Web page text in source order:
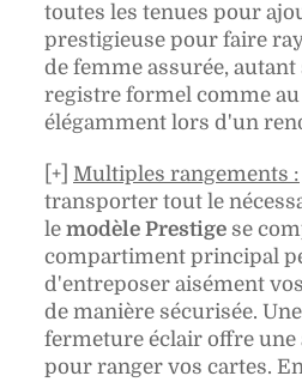
toutes les tenues pour
prestigieuse pour faire
de femme assurée,
registre formel comme
élégamment lors d'un
[+] Multiples rangements :
transporter tout le
le modèle Prestige se
compartiment principal
d'entreposer aisément
de manière sécurisée.
fermeture éclair offre une
pour ranger vos cartes.